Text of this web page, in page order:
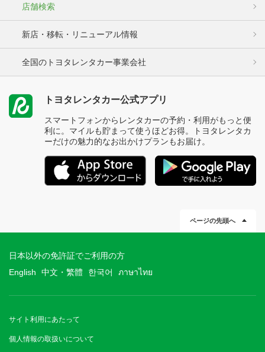
店舗検索
新店・移転・リニューアル情報
全国のトヨタレンタカー事業会社
トヨタレンタカー公式アプリ
スマートフォンからレンタカーの予約・利用がもっと便
利に。マイルも貯まって使うほどお得。トヨタレンタカ
ーだけの魅力的なお出かけプランもお届け。
ページの先頭へ
日本以外の免許証でご利用の方
English
中文・繁體 한국어 ภาษาไทย
サイト利用にあたって
個人情報の取扱いについて